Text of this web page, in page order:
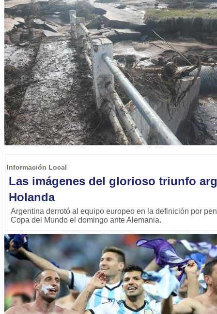
Información Local
Las imágenes del glorioso triunfo
Holanda
Argentina derrotó al equipo europeo en la definición por
Copa del Mundo el domingo ante Alemania.